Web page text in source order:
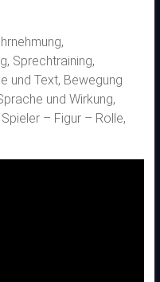
Sprechtraining,
und Text, Bewegung
und Wirkung,
– Figur – Rolle,